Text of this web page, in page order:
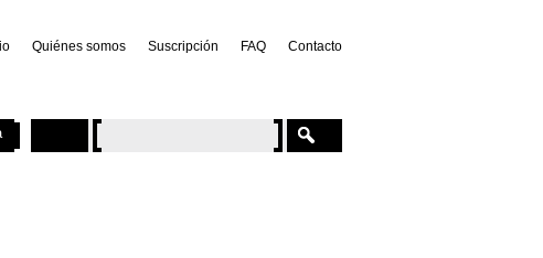
Quiénes somos Suscripción FAQ Contacto